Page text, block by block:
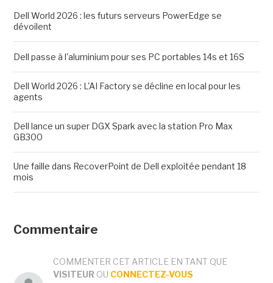
Dell World 2026 : les futurs serveurs PowerEdge se
dévoilent
Dell passe à l'aluminium pour ses PC portables 14s et 16S
Dell World 2026 : L'AI Factory se décline en local pour les
agents
Dell lance un super DGX Spark avec la station Pro Max
GB300
Une faille dans RecoverPoint de Dell exploitée pendant 18
mois
Commentaire
COMMENTER CET ARTICLE EN TANT QUE
VISITEUR OU CONNECTEZ-VOUS